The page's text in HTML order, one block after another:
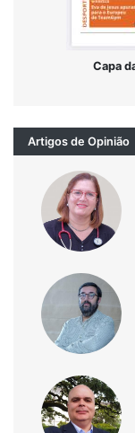
Capa
Artigos de Opinião